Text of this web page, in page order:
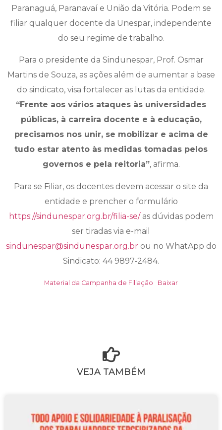
Paranaguá, Paranavaí e União da Vitória. Podem se
filiar qualquer docente da Unespar, independente
do seu regime de trabalho.
Para o presidente da Sindunespar, Prof. Osmar
Martins de Souza, as ações além de aumentar a base
do sindicato, visa fortalecer as lutas da entidade.
“Frente aos vários ataques às universidades
públicas, à carreira docente e à educação,
precisamos nos unir, se mobilizar e acima de
tudo estar atento às medidas tomadas pelos
governos e pela reitoria”, afirma.
Para se Filiar, os docentes devem acessar o site da
entidade e prencher o formulário
https://sindunespar.org.br/filia-se/as dúvidas podem
ser tiradas via e-mail
sindunespar@sindunespar.org.brou no WhatApp do
Sindicato: 44 9897-2484.
Material da Campanha de Filiação Baixar
VEJA TAMBÉM